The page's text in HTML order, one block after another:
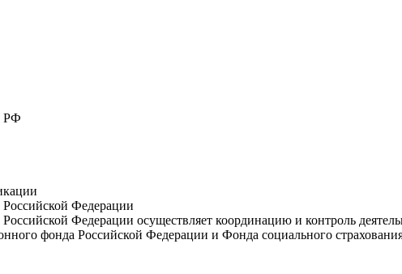
РФ
Федерации
Федерации осуществляет координацию и контроль
фонда Российской Федерации и Фонда социального